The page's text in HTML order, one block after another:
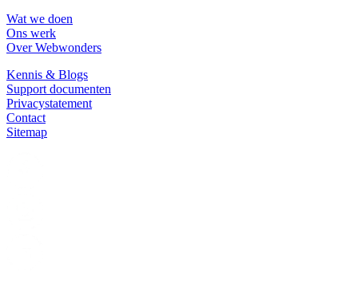
Wat we doen
Ons werk
Over Webwonders
Kennis & Blogs
Support documenten
Privacystatement
Contact
Sitemap